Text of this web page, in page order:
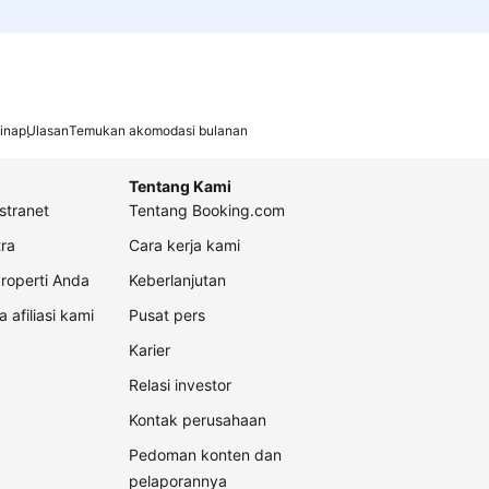
UlasanTemukan akomodasi bulanan
Anda
afiliasi kami
Tentang Kami
Tentang Booking.com
Cara kerja kami
Keberlanjutan
Pusat pers
Karier
Relasi investor
Kontak perusahaan
Pedoman konten dan
pelaporannya